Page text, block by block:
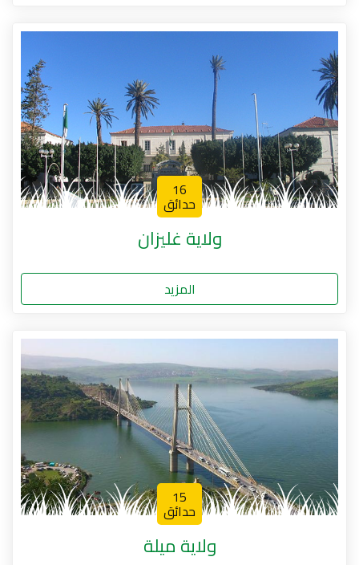
16
حدائق
ولاية غليزان
المزيد
15
حدائق
ولاية ميلة